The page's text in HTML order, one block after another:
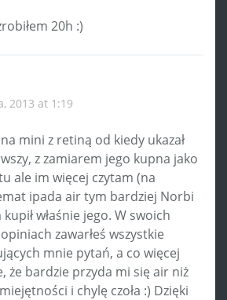
20h :)
2013 at 1:19
mini z retiną od kiedy ukazał
z zamiarem jego kupna jako
ale im więcej czytam (na
ipada air tym bardziej Norbi
właśnie jego. W swoich
zawarłeś wszystkie
mnie pytań, a co więcej
że bardzie przyda mi się air niż
i chylę czoła :) Dzięki